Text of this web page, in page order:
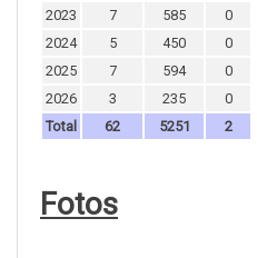
2023
7 585
0
2024
5 450
0
2025
7 594
0
2026
3 235
0
Total
62 5251 2
Fotos